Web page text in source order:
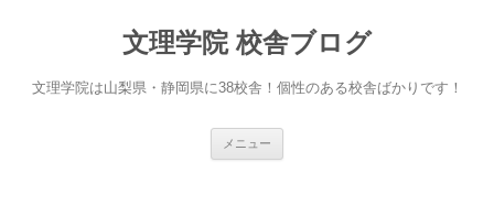
文理学院 校舎ブログ
文理学院は山梨県・静岡県に38校舎！個性のある校舎ばかりです！
メニュー